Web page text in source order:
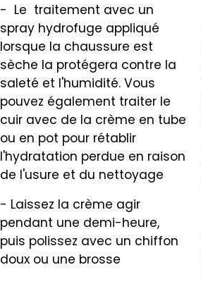
- Le traitement avec un
spray hydrofuge appliqué
lorsque la chaussure est
sèche la protégera contre la
saleté et l'humidité. Vous
pouvez également traiter le
cuir avec de la crème en tube
ou en pot pour rétablir
l'hydratation perdue en raison
de l'usure et du nettoyage
- Laissez la crème agir
pendant une demi-heure,
puis polissez avec un chiffon
doux ou une brosse